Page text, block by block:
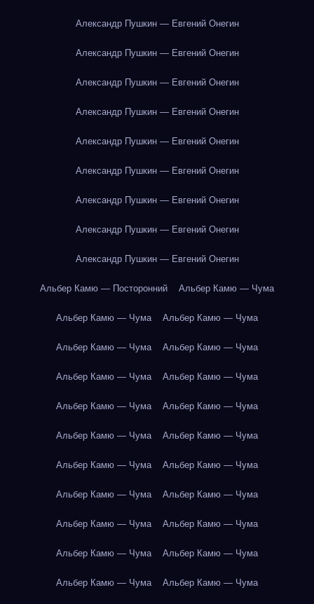
Александр Пушкин — Евгений Онегин
Александр Пушкин — Евгений Онегин
Александр Пушкин — Евгений Онегин
Александр Пушкин — Евгений Онегин
Александр Пушкин — Евгений Онегин
Александр Пушкин — Евгений Онегин
Александр Пушкин — Евгений Онегин
Александр Пушкин — Евгений Онегин
Александр Пушкин — Евгений Онегин
Альбер Камю — Посторонний Альбер Камю — Чума
Альбер Камю — Чума Альбер Камю — Чума
Альбер Камю — Чума Альбер Камю — Чума
Альбер Камю — Чума Альбер Камю — Чума
Альбер Камю — Чума Альбер Камю — Чума
Альбер Камю — Чума Альбер Камю — Чума
Альбер Камю — Чума Альбер Камю — Чума
Альбер Камю — Чума Альбер Камю — Чума
Альбер Камю — Чума Альбер Камю — Чума
Альбер Камю — Чума Альбер Камю — Чума
Альбер Камю — Чума Альбер Камю — Чума